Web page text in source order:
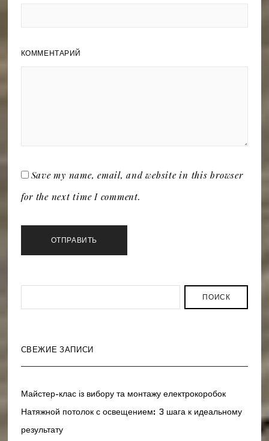
КОММЕНТАРИЙ
Save my name, email, and website in this browser
for the next time I comment.
ПОИСК
СВЕЖИЕ ЗАПИСИ
Майстер-клас із вибору та монтажу електрокоробок
Натяжной потолок с освещением: 3 шага к идеальному
результату